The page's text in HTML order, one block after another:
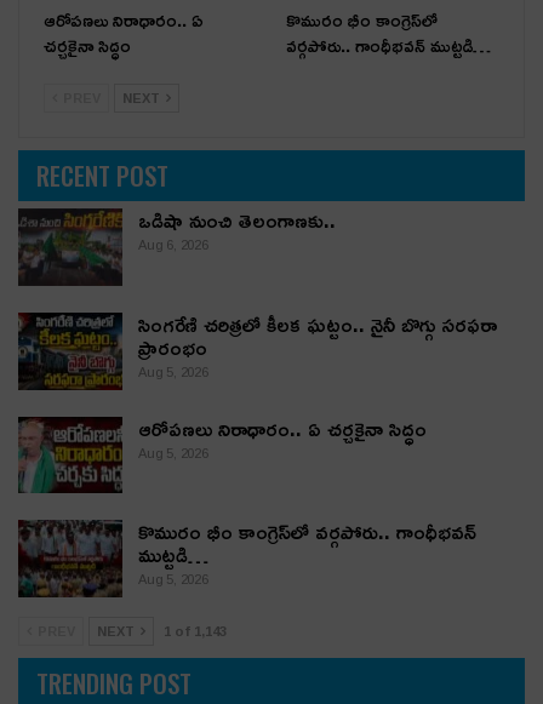
ఆరోపణలు నిరాధారం.. ఏ
చర్చకైనా సిద్ధం
కొమురం భీం కాంగ్రెస్‌లో
వర్గపోరు.. గాంధీభవన్ ముట్టడి…
NEXT
RECENT POST
ఒడిషా నుంచి తెలంగాణ‌కు..
Aug 6, 2026
సింగరేణి చరిత్రలో కీలక ఘట్టం.. నైనీ బొగ్గు సరఫరా
ప్రారంభం
Aug 5, 2026
ఆరోపణలు నిరాధారం.. ఏ చర్చకైనా సిద్ధం
Aug 5, 2026
కొమురం భీం కాంగ్రెస్‌లో వర్గపోరు.. గాంధీభవన్
ముట్టడి…
Aug 5, 2026
NEXT 1 of 1,143
TRENDING POST